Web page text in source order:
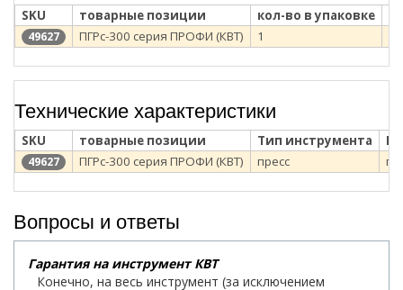
SKU товарные позиции кол-во в упаковке
49627 ПГРс-300 серия ПРОФИ (КВТ) 1
Технические характеристики
SKU товарные позиции Тип инструмента
49627 ПГРс-300 серия ПРОФИ (КВТ) пресс
Вопросы и ответы
Гарантия на инструмент КВТ
Конечно, на весь инструмент (за исключением